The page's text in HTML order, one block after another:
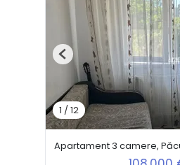
1 /12
Previous
Apartament 3 camere,